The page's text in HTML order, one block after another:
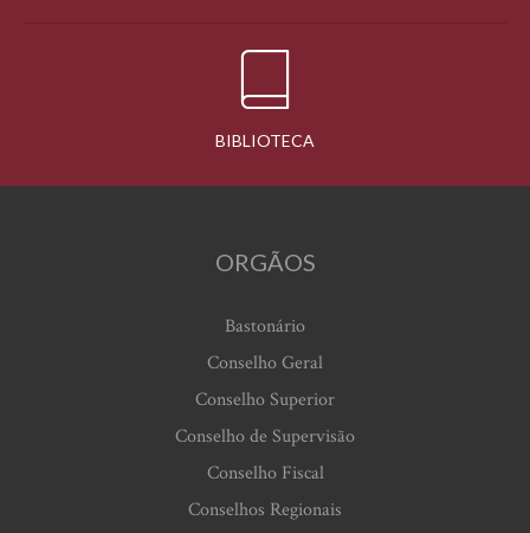
BIBLIOTECA
ORGÃOS
Bastonário
Conselho Geral
Conselho Superior
Conselho de Supervisão
Conselho Fiscal
Conselhos Regionais